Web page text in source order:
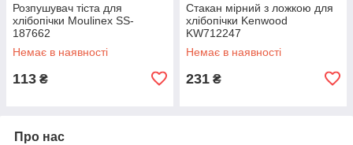
Розпушувач тіста для
хлібопічки Moulinex SS-
187662
Немає в наявності
113 ₴
Стакан мірний з ложкою для
хлібопічки Kenwood
KW712247
Немає в наявності
231 ₴
Про нас